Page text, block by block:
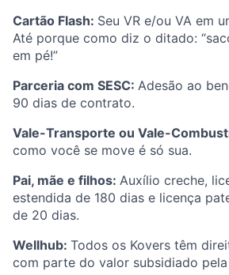
Cartão Flash: Seu VR e/ou VA em
Até porque como diz o ditado:
em pé!”
Parceria com SESC: Adesão ao
90 dias de contrato.
Vale-Transporte ou Vale-
como você se move é só sua.
Pai, mãe e filhos: Auxílio creche,
estendida de 180 dias e licença
de 20 dias.
Wellhub: Todos os Kovers têm
com parte do valor subsidiado pela